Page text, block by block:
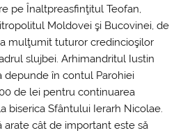
pe Înaltpreasfinţitul Teofan,
Moldovei şi Bucovinei, de
mulţumit tuturor credincioşilor
slujbei. Arhimandritul Iustin
depunde în contul Parohiei
de lei pentru continuarea
biserica Sfântului Ierarh Nicolae.
arate cât de important este să